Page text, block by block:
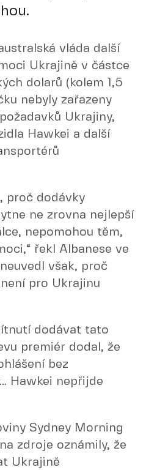
vláda další
Ukrajině v částce
dolarů (kolem 1,5
nebyly zařazeny
Ukrajiny,
Hawkei a další
proč dodávky
ne zrovna nejlepší
nepomohou těm,
řekl Albanese ve
však, proč
pro Ukrajinu
dodávat tato
premiér dodal, že
bez
Hawkei nepřijde
Sydney Morning
zdroje oznámily, že
Ukrajině